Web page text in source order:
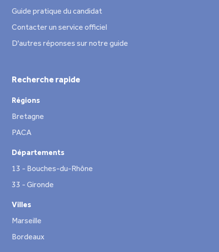
Guide pratique du candidat
Contacter un service officiel
D'autres réponses sur notre guide
Recherche rapide
Régions
Bretagne
PACA
Départements
13 - Bouches-du-Rhône
33 - Gironde
Villes
Marseille
Bordeaux